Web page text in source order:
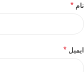
نام *
ایمیل *